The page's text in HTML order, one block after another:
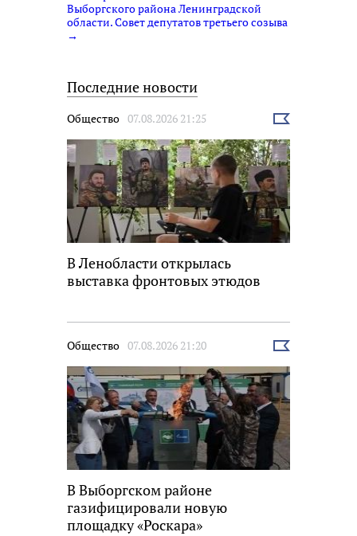
Выборгского района Ленинградской
области. Совет депутатов третьего созыва
→
Последние новости
Общество 07.08.2026 21:25
Выбрать
В Ленобласти открылась
выставка фронтовых этюдов
Общество 07.08.2026 21:20
Выбрать
В Выборгском районе
газифицировали новую
площадку «Роскара»